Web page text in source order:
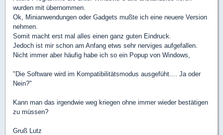
wurden mit übernommen.
Ok, Minianwendungen oder Gadgets mußte ich eine neuere Version
nehmen.
Somit macht erst mal alles einen ganz guten Eindruck.
Jedoch ist mir schon am Anfang etws sehr nerviges aufgefallen.
Nicht immer aber häufig habe ich so ein Popup von Windows,
"Die Software wird im Kompatibilitätsmodus ausgefüht.... Ja oder
Nein?"
Kann man das irgendwie weg kriegen ohne immer wieder bestätigen
zu müssen?
Gruß Lutz